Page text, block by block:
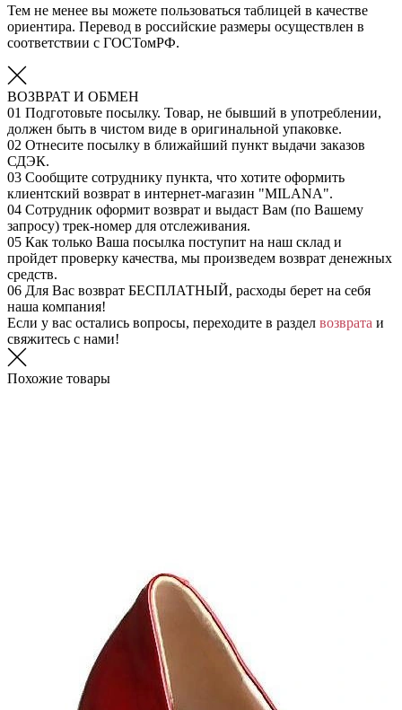
Тем не менее вы можете пользоваться таблицей в качестве
ориентира. Перевод в российские размеры осуществлен в
соответствии с ГОСТомРФ.
ВОЗВРАТ И ОБМЕН
01 Подготовьте посылку. Товар, не бывший в употреблении,
должен быть в чистом виде в оригинальной упаковке.
02 Отнесите посылку в ближайший пункт выдачи заказов
СДЭК.
03 Сообщите сотруднику пункта, что хотите оформить
клиентский возврат в интернет-магазин "MILANA".
04 Сотрудник оформит возврат и выдаст Вам (по Вашему
запросу) трек-номер для отслеживания.
05 Как только Ваша посылка поступит на наш склад и
пройдет проверку качества, мы произведем возврат денежных
средств.
06 Для Вас возврат БЕСПЛАТНЫЙ, расходы берет на себя
наша компания!
Если у вас остались вопросы, переходите в раздел возврата и
свяжитесь с нами!
Похожие товары